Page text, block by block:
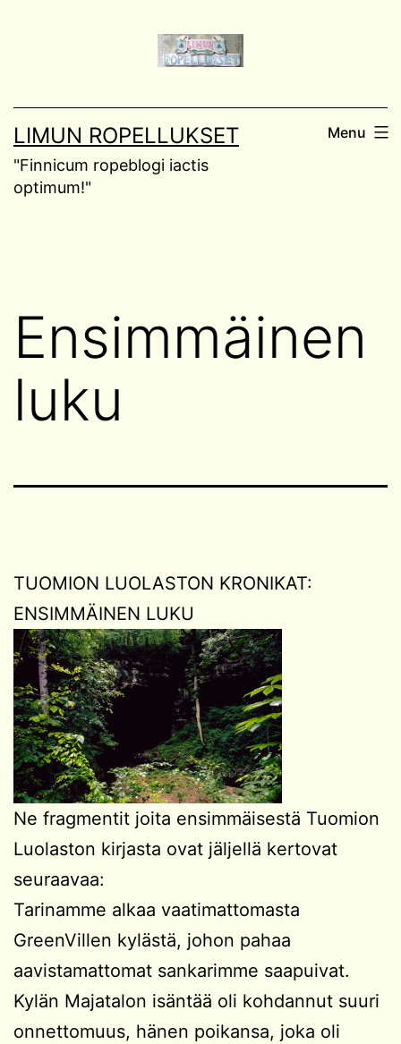
LIMUN ROPELLUKSET
"Finnicum ropeblogi iactis
optimum!"
Menu
Ensimmäinen
luku
TUOMION LUOLASTON KRONIKAT:
ENSIMMÄINEN LUKU
Ne fragmentit joita ensimmäisestä Tuomion
Luolaston kirjasta ovat jäljellä kertovat
seuraavaa:
Tarinamme alkaa vaatimattomasta
GreenVillen kylästä, johon pahaa
aavistamattomat sankarimme saapuivat.
Kylän Majatalon isäntää oli kohdannut suuri
onnettomuus, hänen poikansa, joka oli